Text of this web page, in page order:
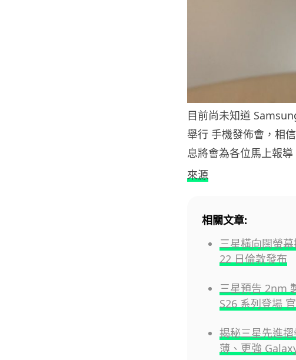
目前尚未知道
舉行 手機發佈會，相
息將會為各位馬上報導
來源
相關文章:
三星橫向闊螢
22 日倫敦發布
三星預告 2nm
S26 系列登場
揭秘三星先進
薄、更強